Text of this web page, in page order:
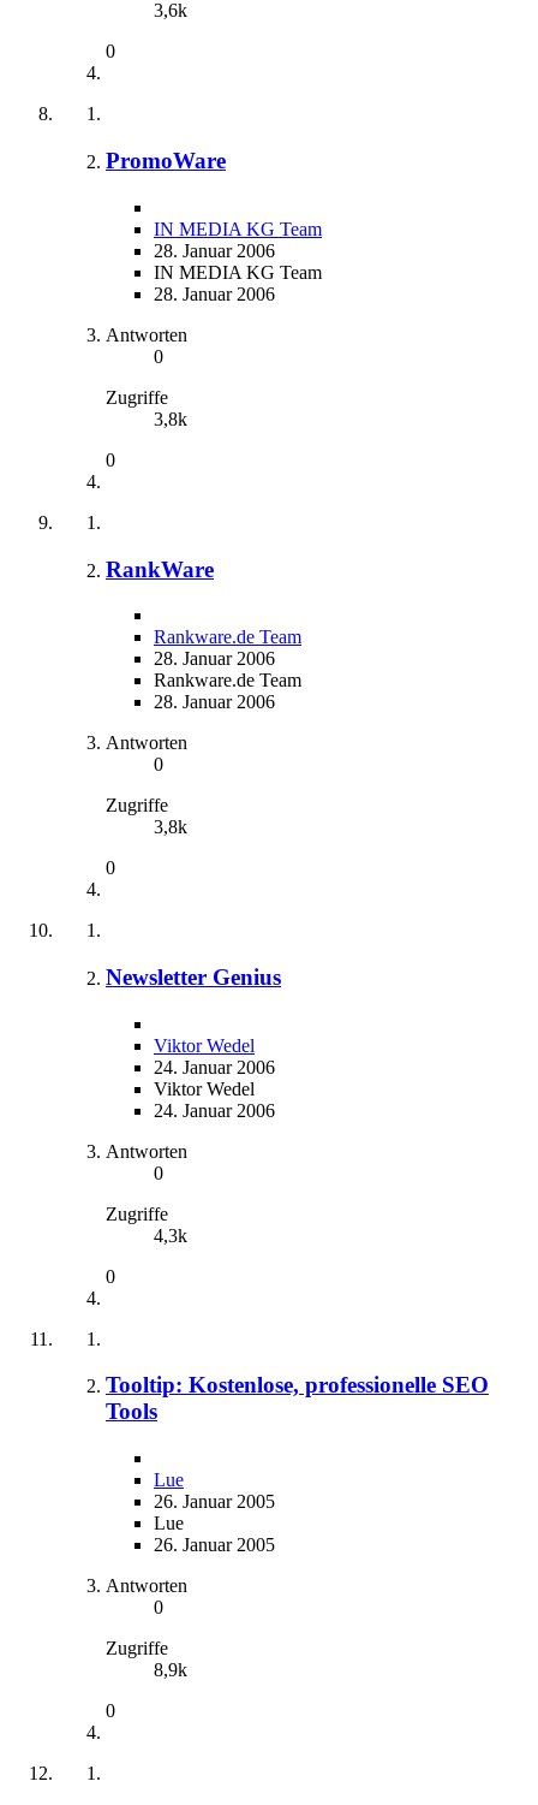
3,6k
0
PromoWare
IN MEDIA KG Team
28. Januar 2006
IN MEDIA KG Team
28. Januar 2006
Antworten
0
Zugriffe
3,8k
0
RankWare
Rankware.de Team
28. Januar 2006
Rankware.de Team
28. Januar 2006
Antworten
0
Zugriffe
3,8k
0
Newsletter Genius
Viktor Wedel
24. Januar 2006
Viktor Wedel
24. Januar 2006
Antworten
0
Zugriffe
4,3k
0
Tooltip: Kostenlose, professionelle SEO
Tools
Lue
26. Januar 2005
Lue
26. Januar 2005
Antworten
0
Zugriffe
8,9k
0